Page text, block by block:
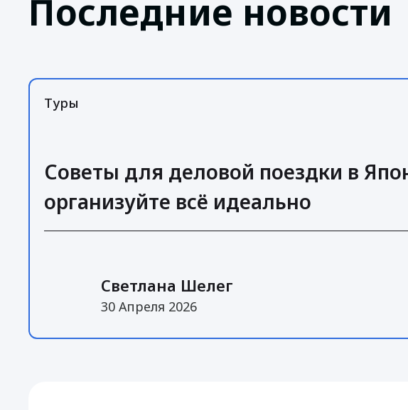
Последние новости
Туры
Советы для деловой поездки в
организуйте всё идеально
Светлана Шелег
30 Апреля 2026